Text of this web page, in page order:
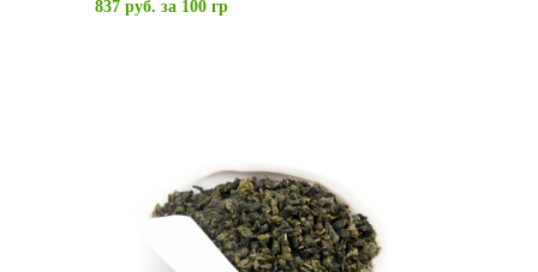
837 руб. за 100 гр